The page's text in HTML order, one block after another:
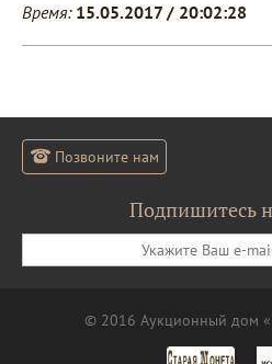
Время: 15.05.2017 / 20:02:28
Позвоните нам
Подпишитесь
© 2016 Аукционный дом